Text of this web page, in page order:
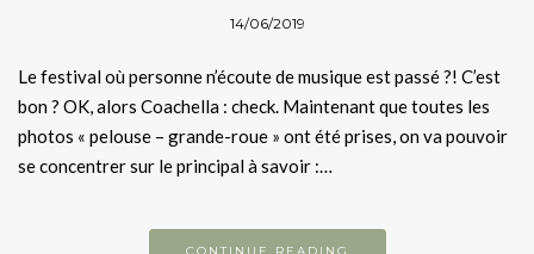
14/06/2019
Le festival où personne n’écoute de musique est passé ?! C’est
bon ? OK, alors Coachella : check. Maintenant que toutes les
photos « pelouse – grande-roue » ont été prises, on va pouvoir
se concentrer sur le principal à savoir :…